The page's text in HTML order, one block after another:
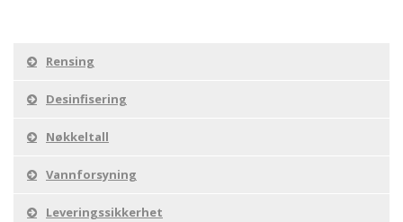
Rensing
Desinfisering
Nøkkeltall
Vannforsyning
Leveringssikkerhet